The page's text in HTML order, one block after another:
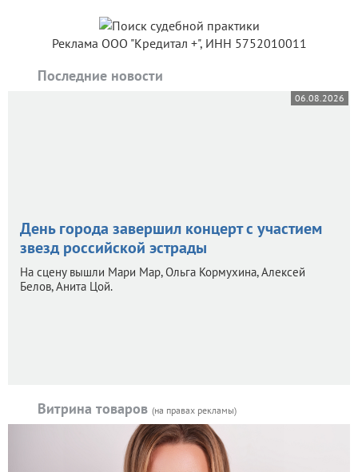
Реклама ООО "Кредитал +", ИНН 5752010011
Последние новости
06.08.2026
День города завершил концерт с участием
звезд российской эстрады
На сцену вышли Мари Мар, Ольга Кормухина, Алексей
Белов, Анита Цой.
Витрина товаров (на правах рекламы)